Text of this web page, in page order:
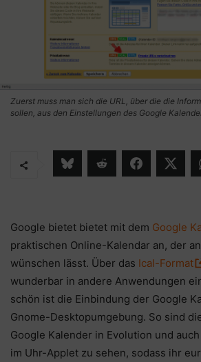
Zuerst muss man sich die URL, über die die
sollen, aus den Einstellungen des Google
Google bietet bietet mit dem Google
praktischen Online-Kalendar an, der
wünschen lässt. Über das Ical-Format
wunderbar in andere Anwendungen
schön ist die Einbindung der Google
Gnome-Desktopumgebung. So sind
Google Kalender in Evolution und
im Uhr-Applet zu sehen, sodass ihr